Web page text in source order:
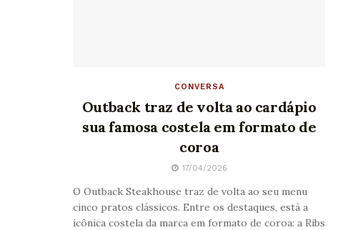
CONVERSA
Outback traz de volta ao cardápio
sua famosa costela em formato de
coroa
17/04/2026
O Outback Steakhouse traz de volta ao seu menu
cinco pratos clássicos. Entre os destaques, está a
icônica costela da marca em formato de coroa: a Ribs